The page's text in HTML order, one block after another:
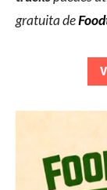
gratuita de